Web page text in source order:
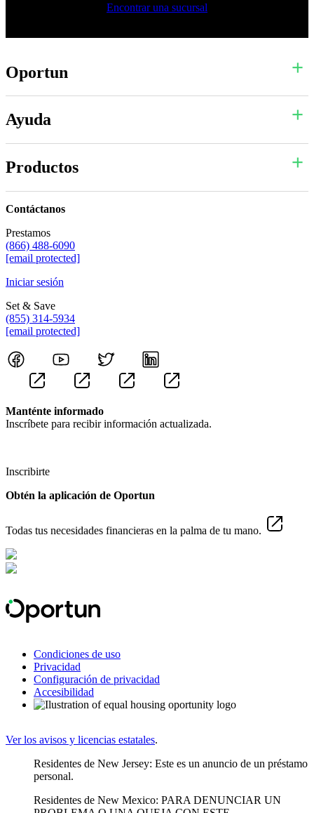
Encontrar una sucursal
Oportun
Ayuda
Productos
Contáctanos
Prestamos
(866) 488-6090
[email protected]
Iniciar sesión
Set & Save
(855) 314-5934
[email protected]
Manténte informado
Inscríbete para recibir información actualizada.
Inscribirte
Obtén la aplicación de Oportun
Todas tus necesidades financieras en la palma de tu mano.
Condiciones de uso
Privacidad
Configuración de privacidad
Accesibilidad
Ver los avisos y licencias estatales.
Residentes de New Jersey: Este es un anuncio de un préstamo
personal.
Residentes de New Mexico: PARA DENUNCIAR UN